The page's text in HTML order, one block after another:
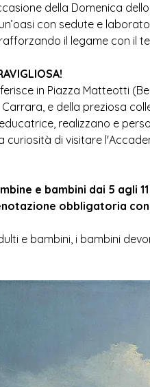
della Domenica
con sedute e
il legame con il
in Piazza Matteotti
e della preziosa
realizzano e
curiosità di visitare
e bambini dai 5 agli 11
obbligatoria
e bambini, i bambini